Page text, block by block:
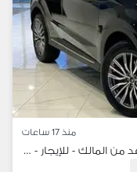
منذ 17 ساعات
سيارة للايجار سوإيست 2026 عائلية 7 مقاعد من المالك - للإيجار - ايجار